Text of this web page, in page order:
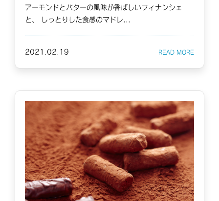
アーモンドとバターの風味が香ばしいフィナンシェ
と、 しっとりした食感のマドレ...
2021.02.19